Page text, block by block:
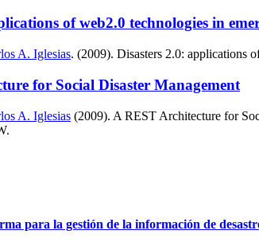
of web2.0 technologies in
A. Iglesias. (2009). Disasters 2.0: applications
for Social Disaster Management
A. Iglesias (2009). A REST Architecture for
para la gestión de la información de